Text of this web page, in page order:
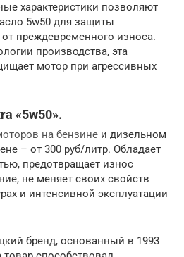
характеристики позволяют
5w50 для защиты
преждевременного износа.
производства, эта
мотор при агрессивных
«5w50».
на бензине и дизельном
– от 300 руб/литр. Обладает
предотвращает износ
не меняет своих свойств
и интенсивной эксплуатации
бренд, основанный в 1993